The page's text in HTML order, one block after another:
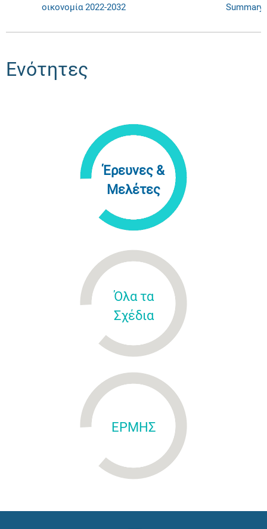
οικονομία 2022-2032 Summary
Ενότητες
Έρευνες &
Μελέτες
Όλα τα
Σχέδια
ΕΡΜΗΣ